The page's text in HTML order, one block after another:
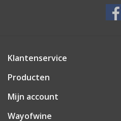
Klantenservice
Producten
Mijn account
Wayofwine